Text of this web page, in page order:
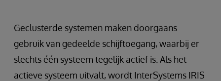
Geclusterde systemen maken doorgaans
gebruik van gedeelde schijftoegang, waarbij er
slechts één systeem tegelijk actief is. Als het
actieve systeem uitvalt, wordt InterSystems IRIS